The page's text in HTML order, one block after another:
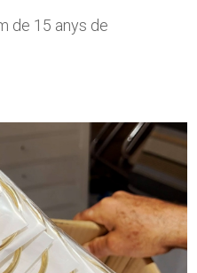
de 15 anys de